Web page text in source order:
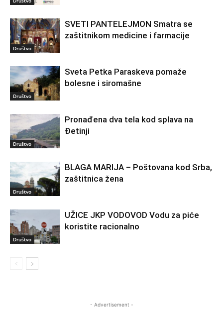
Društvo
SVETI PANTELEJMON Smatra se
zaštitnikom medicine i farmacije
Društvo
Sveta Petka Paraskeva pomaže
bolesne i siromašne
Društvo
Pronađena dva tela kod splava na
Đetinji
Društvo
BLAGA MARIJA – Poštovana kod Srba,
zaštitnica žena
Društvo
UŽICE JKP VODOVOD Vodu za piće
koristite racionalno
- Advertisement -